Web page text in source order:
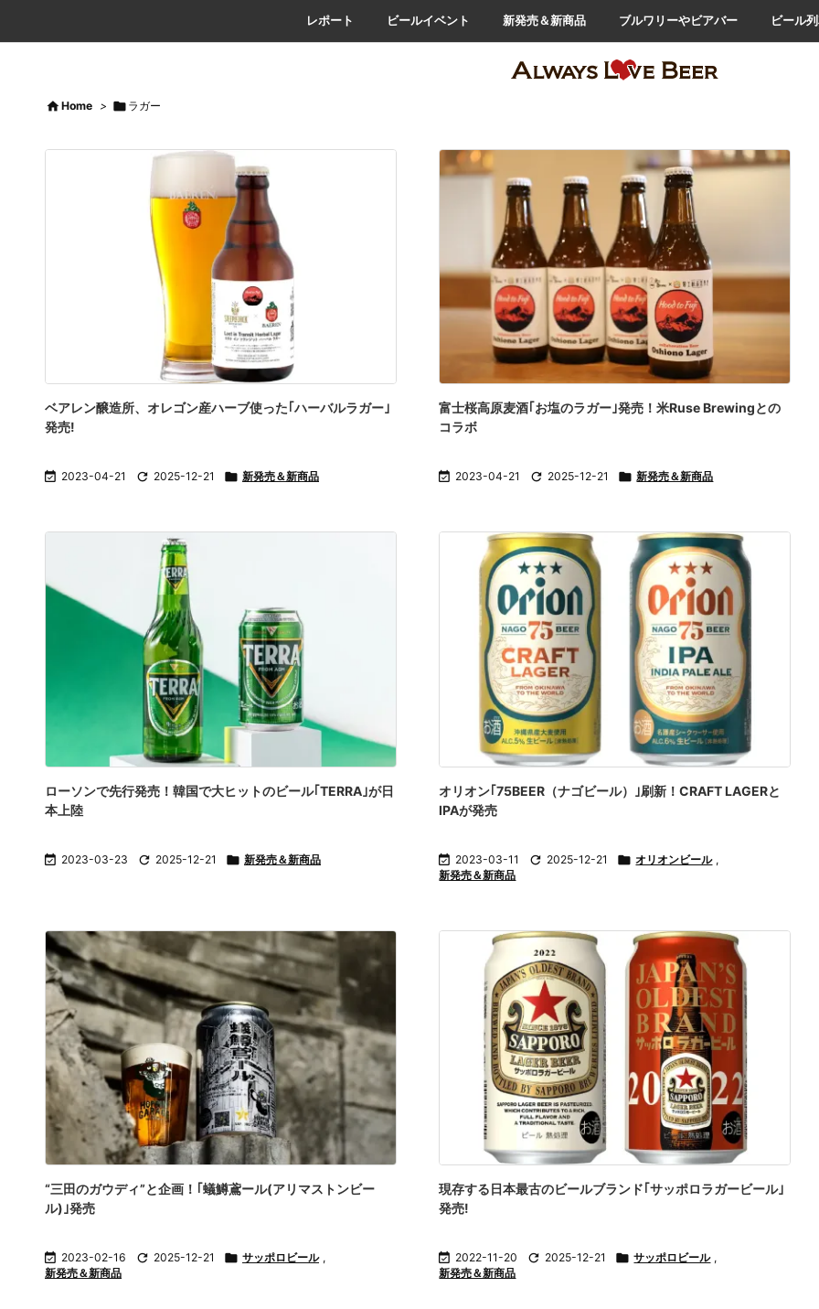
レポート ビールイベント 新発売＆新商品 ブルワリーやビアバー ビール
 Home >  ラガー
ベアレン醸造所、オレゴン産ハーブ使った｢ハーバルラガー｣
発売!
 2023-04-21  2025-12-21  新発売＆新商品
富士桜高原麦酒｢お塩のラガー｣発売！米Ruse Brewingとの
コラボ
 2023-04-21  2025-12-21  新発売＆新商品
ローソンで先行発売！韓国で大ヒットのビール｢TERRA｣が日
本上陸
 2023-03-23  2025-12-21  新発売＆新商品
オリオン｢75BEER（ナゴビール）｣刷新！CRAFT LAGERと
IPAが発売
 2023-03-11  2025-12-21  オリオンビール ,
新発売＆新商品
“三田のガウディ”と企画！｢蟻鱒鳶ール(アリマストンビー
ル)｣発売
 2023-02-16  2025-12-21  サッポロビール ,
新発売＆新商品
現存する日本最古のビールブランド｢サッポロラガービール｣
発売!
 2022-11-20  2025-12-21  サッポロビール ,
新発売＆新商品